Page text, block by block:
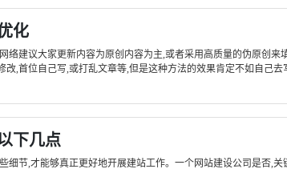
化
络建议大家更新内容为原创内容为主,或者采用高质量的伪原创
,首位自己写,或打乱文章等,但是这种方法的效果肯定不如自己去
下几点
细节,才能够真正更好地开展建站工作。一个网站建设公司是否,